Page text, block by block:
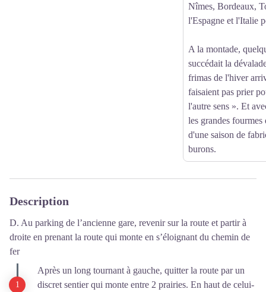
Nîmes, Bordeaux,
l'Espagne et l'Italie
A la montade,
succédait la
frimas de l'hiver
faisaient pas prier
l'autre sens ». Et
les grandes fourmes
d'une saison de
burons.
Description
D. Au parking de l’ancienne gare, revenir sur la route et partir à
droite en prenant la route qui monte en s’éloignant du chemin de
fer
Après un long tournant à gauche, quitter la route par un
discret sentier qui monte entre 2 prairies. En haut de celui-